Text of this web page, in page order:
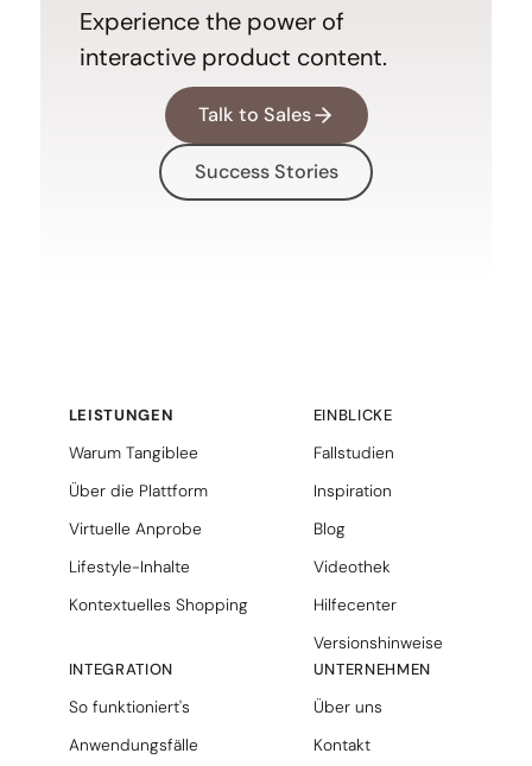
Experience the power of
interactive product content.
Talk to Sales
Success Stories
LEISTUNGEN
Warum Tangiblee
Über die Plattform
Virtuelle Anprobe
Lifestyle-Inhalte
Kontextuelles Shopping
INTEGRATION
So funktioniert's
Anwendungsfälle
EINBLICKE
Fallstudien
Inspiration
Blog
Videothek
Hilfecenter
Versionshinweise
UNTERNEHMEN
Über uns
Kontakt